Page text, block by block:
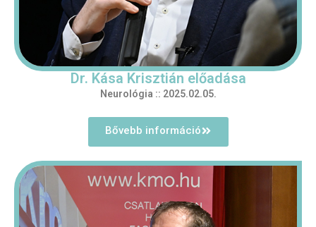
Dr. Kása Krisztián előadása
Neurológia :: 2025.02.05.
Bővebb információ